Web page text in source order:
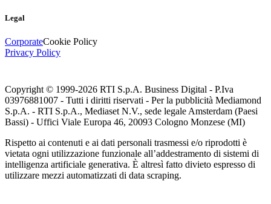
Legal
CorporateCookie Policy
Privacy Policy
Copyright © 1999-2026 RTI S.p.A. Business Digital - P.Iva
03976881007 - Tutti i diritti riservati - Per la pubblicità Mediamond
S.p.A. - RTI S.p.A., Mediaset N.V., sede legale Amsterdam (Paesi
Bassi) - Uffici Viale Europa 46, 20093 Cologno Monzese (MI)
Rispetto ai contenuti e ai dati personali trasmessi e/o riprodotti è
vietata ogni utilizzazione funzionale all’addestramento di sistemi di
intelligenza artificiale generativa. È altresì fatto divieto espresso di
utilizzare mezzi automatizzati di data scraping.